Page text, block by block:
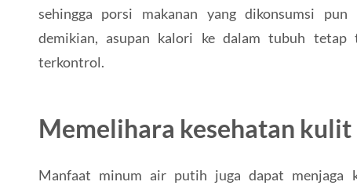
sehingga porsi makanan yang dikonsumsi
demikian, asupan kalori ke dalam tubuh
terkontrol.
Memelihara kesehatan kulit
Manfaat minum air putih juga dapat menjaga